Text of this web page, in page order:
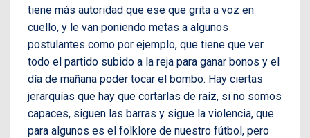
tiene más autoridad que ese que grita a voz en
cuello, y le van poniendo metas a algunos
postulantes como por ejemplo, que tiene que ver
todo el partido subido a la reja para ganar bonos y el
día de mañana poder tocar el bombo. Hay ciertas
jerarquías que hay que cortarlas de raíz, si no somos
capaces, siguen las barras y sigue la violencia, que
para algunos es el folklore de nuestro fútbol, pero